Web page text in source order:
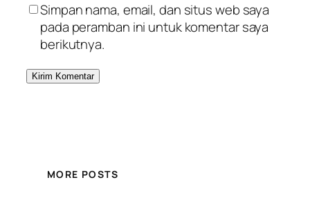
Simpan nama, email, dan situs web saya
pada peramban ini untuk komentar saya
berikutnya.
MORE POSTS